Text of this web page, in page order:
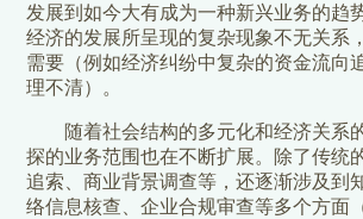
发展到如今大有成为一种新兴业务的趋
经济的发展所呈现的复杂现象不无关系
需要（例如经济纠纷中复杂的资金流向
理不清）。
随着社会结构的多元化和经济关系
探的业务范围也在不断扩展。除了传统
追索、商业背景调查等，还逐渐涉及到
络信息核查、企业合规审查等多个方面